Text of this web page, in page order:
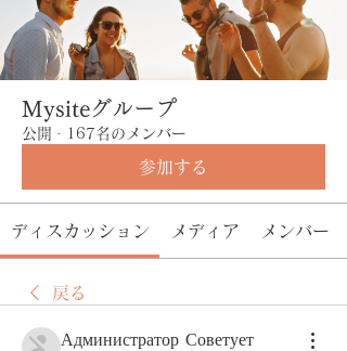
Mysiteグループ
公開 · 167名のメンバー
参加する
ディスカッション メディア メンバー
戻る
Администратор Советует